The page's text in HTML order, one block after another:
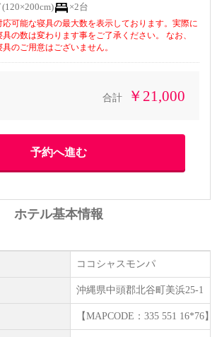
×2台
可能な寝具の最大数を表示しております。実際に
の数は変わります事をご了承ください。 なお、
のご用意はございません。
合計 ￥21,000
ホテル基本情報
ココシャスモンパ
沖縄県中頭郡北谷町美浜25-1
【MAPCODE：335 551 16*76】